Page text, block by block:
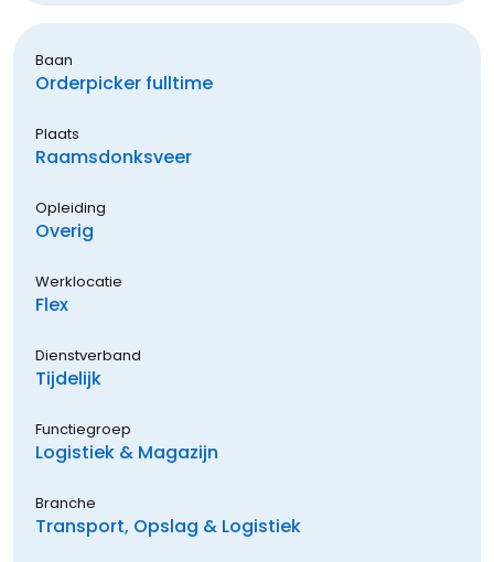
Baan
Orderpicker fulltime
Plaats
Raamsdonksveer
Opleiding
Overig
Werklocatie
Flex
Dienstverband
Tijdelijk
Functiegroep
Logistiek & Magazijn
Branche
Transport, Opslag & Logistiek